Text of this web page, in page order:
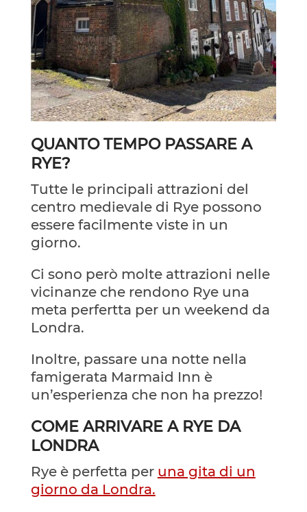
QUANTO TEMPO PASSARE A
RYE?
Tutte le principali attrazioni del
centro medievale di Rye possono
essere facilmente viste in un
giorno.
Ci sono però molte attrazioni nelle
vicinanze che rendono Rye una
meta perfertta per un weekend da
Londra.
Inoltre, passare una notte nella
famigerata Marmaid Inn è
un’esperienza che non ha prezzo!
COME ARRIVARE A RYE DA
LONDRA
Rye è perfetta per una gita di un
giorno da Londra.